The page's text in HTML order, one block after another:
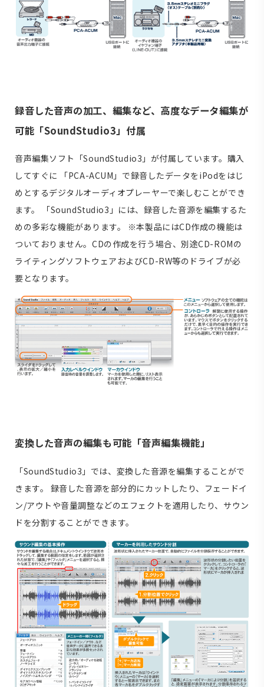
録音した音声の加工、編集など、高度なデータ編集が
可能「SoundStudio3」付属
音声編集ソフト「SoundStudio3」が付属しています。購入
してすぐに 「PCA-ACUM」で録音したデータをiPodをはじ
めとするデジタルオーディオプレーヤーで楽しむことができ
ます。 「SoundStudio3」には、録音した音源を編集するた
めの多彩な機能があります。 ※本製品にはCD作成の機能は
ついておりません。CDの作成を行う場合、別途CD-ROMの
ライティングソフトウェアおよびCD-RW等のドライブが必
要となります。
変換した音声の編集も可能「音声編集機能」
「SoundStudio3」では、変換した音源を編集することがで
きます。 録音した音源を部分的にカットしたり、フェードイ
ン/アウトや音量調整などのエフェクトを適用したり、サウン
ドを分割することができます。